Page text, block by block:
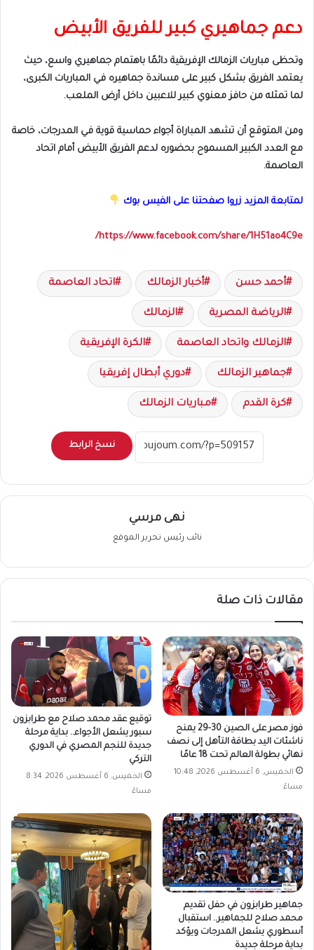
دعم جماهيري كبير للفريق الأبيض
وتحظى مباريات الزمالك الإفريقية دائمًا باهتمام جماهيري واسع، حيث
يعتمد الفريق بشكل كبير على مساندة جماهيره في المباريات الكبرى،
لما تمثله من حافز معنوي كبير للاعبين داخل أرض الملعب.
ومن المتوقع أن تشهد المباراة أجواء حماسية قوية في المدرجات، خاصة
مع العدد الكبير المسموح بحضوره لدعم الفريق الأبيض أمام اتحاد
العاصمة.
لمتابعة المزيد زروا صفحتنا على الفيس بوك
https://www.facebook.com/share/1H51ao4C9e/
أحمد حسن أخبار الزمالك اتحاد العاصمة
الرياضة المصرية الزمالك
الزمالك واتحاد العاصمة الكرة الإفريقية
جماهير الزمالك دوري أبطال إفريقيا
كرة القدم مباريات الزمالك
نسخ الرابط
نهى مرسي
نائب رئيس تحرير الموقع
مقالات ذات صلة
فوز مصر على الصين 30-29 يمنح
ناشئات اليد بطاقة التأهل إلى نصف
نهائي بطولة العالم تحت 18 عامًا
الخميس, 6 أغسطس 2026, 10:48
مساءً
توقيع عقد محمد صلاح مع طرابزون
سبور يشعل الأجواء.. بداية مرحلة
جديدة للنجم المصري في الدوري
التركي
الخميس, 6 أغسطس 2026, 8:34
مساءً
جماهير طرابزون في حفل تقديم
محمد صلاح للجماهير.. استقبال
أسطوري يشعل المدرجات ويؤكد
بداية مرحلة جديدة